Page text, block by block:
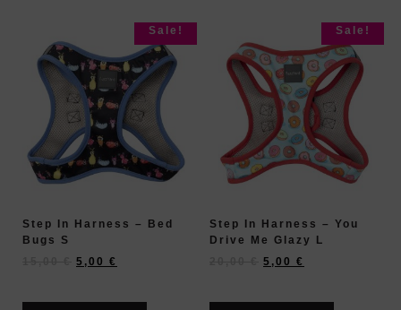
Sale!
Step In Harness – Bed
Bugs S
5,00 €
Sale!
Step In Harness – You
Drive Me Glazy L
5,00 €